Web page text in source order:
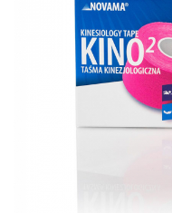
Pulsoximetre de deget
Pulsoximetre profesionale
Monitorizare medicala
Spirometre
Perii electrice
Articole ingrijire copii
Pompe de san